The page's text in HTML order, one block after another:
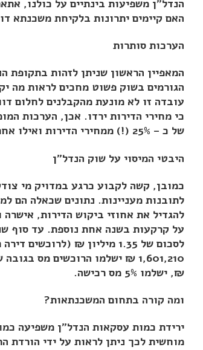
הנדל"ן משפיעות בינתיים על כולנו,
האם קיימים יתרונות בלקיחת משכנתא
הערכות סותרות
המאפיין הראשון שניתן לזהות בתקופת
הגורמים בשוק פשוט מחכים לראות מה
עובדה זו לא מונעת מהקבלנים לחלום
כי מחירי הדירות ירדו. אכן, הערכות
של כ – 25% (!) ממחירי הדירות ואילו אחרים, סבורים כי השוק יתאושש במהרה.
היבטי המיסוי על שוק הנדל"ן
כמובן, קשה לקבוע כרגע במדויק מי
לתובנות מעניינות. נתונים שכאלה הם
להגדיל את אחוזי ביקוש הדירות,
₪, ישלמו 5% מס רכישה.
ומה קורה בתחום המשכנתאות?
ירידת כמות עסקאות הנדל"ן משפיעה
מוחשית לכך ניתן לראות על ידי הורדת